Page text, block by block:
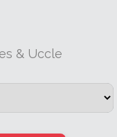
& Uccle